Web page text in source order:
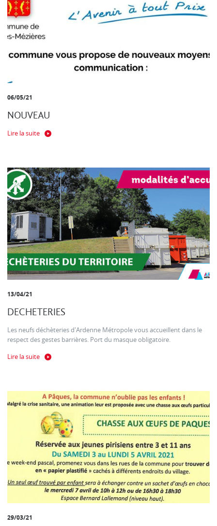
06/05/21
NOUVEAU
Lire la suite
13/04/21
DECHETERIES
Les neufs déchèteries d'Ardenne Métropole vous accueillent dans le
respect des gestes barrières. Port du masque obligatoire.
Lire la suite
29/03/21